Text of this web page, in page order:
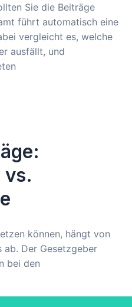
Sie die Beiträge
führt automatisch eine
vergleicht es, welche
ausfällt, und
vs.
können, hängt von
ab. Der Gesetzgeber
bei den